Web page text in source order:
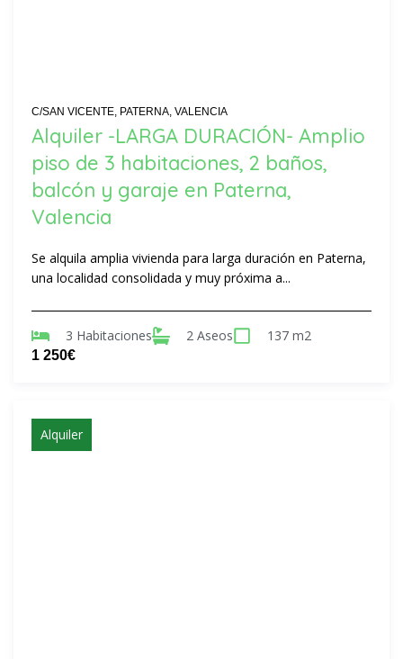
C/SAN VICENTE, PATERNA, VALENCIA
Alquiler -LARGA DURACIÓN- Amplio
piso de 3 habitaciones, 2 baños,
balcón y garaje en Paterna,
Valencia
Se alquila amplia vivienda para larga duración en Paterna,
una localidad consolidada y muy próxima a...
3 Habitaciones 2 Aseos 137 m2
1 250€
Alquiler